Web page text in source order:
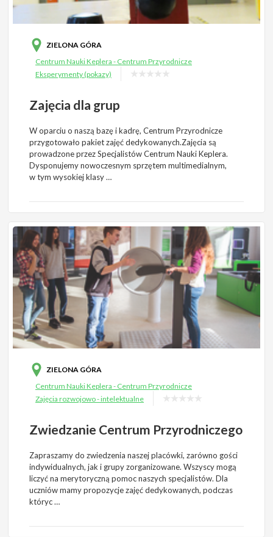
ZIELONA GÓRA
Centrum Nauki Keplera - Centrum Przyrodnicze
Eksperymenty (pokazy)
Zajęcia dla grup
W oparciu o naszą bazę i kadrę, Centrum Przyrodnicze
przygotowało pakiet zajęć dedykowanych.Zajęcia są
prowadzone przez Specjalistów Centrum Nauki Keplera.
Dysponujemy nowoczesnym sprzętem multimedialnym,
w tym wysokiej klasy …
ZIELONA GÓRA
Centrum Nauki Keplera - Centrum Przyrodnicze
Zajęcia rozwojowo - intelektualne
Zwiedzanie Centrum Przyrodniczego
Zapraszamy do zwiedzenia naszej placówki, zarówno gości
indywidualnych, jak i grupy zorganizowane. Wszyscy mogą
liczyć na merytoryczną pomoc naszych specjalistów. Dla
uczniów mamy propozycje zajęć dedykowanych, podczas
któryc …